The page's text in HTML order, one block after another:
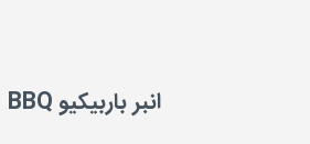
انبر باربیکیو BBQ